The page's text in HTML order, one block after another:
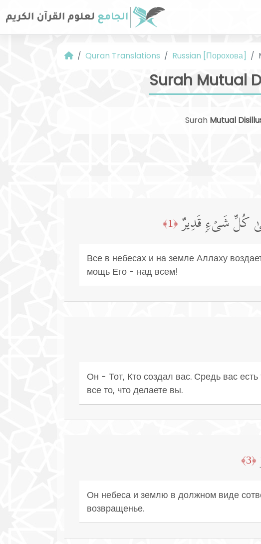
Quran Translations Russian [Порохова]
Surah Mutual
Surah Mutual
كُلِّ شَیۡءࣲ قَدِیرٌ ﴿1﴾
Все в небесах и на земле Аллаху
мощь Его - над всем!
Он - Тот, Кто создал вас. Средь вас
все то, что делаете вы.
﴿3﴾
Он небеса и землю в должном виде
возвращенье.